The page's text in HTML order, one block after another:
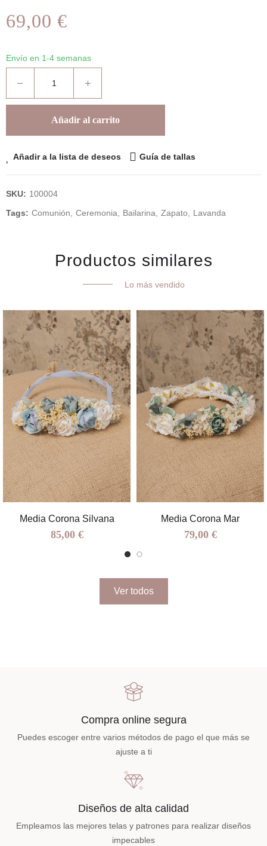
69,00 €
Envío en 1-4 semanas
Añadir al carrito
Añadir a la lista de deseos Guía de tallas
SKU: 100004
Tags: Comunión Ceremonia Bailarina Zapato Lavanda
Productos similares
Lo más vendido
Media Corona Silvana
85,00 €
Media Corona Mar
79,00 €
Ver todos
Compra online segura
Puedes escoger entre varios métodos de pago el que más se
ajuste a ti
Diseños de alta calidad
Empleamos las mejores telas y patrones para realizar diseños
impecables